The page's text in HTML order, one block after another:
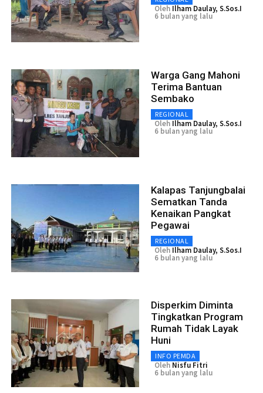
Oleh Ilham Daulay, S.Sos.I
6 bulan yang lalu
Warga Gang Mahoni
Terima Bantuan
Sembako
REGIONAL
Oleh Ilham Daulay, S.Sos.I
6 bulan yang lalu
Kalapas Tanjungbalai
Sematkan Tanda
Kenaikan Pangkat
Pegawai
REGIONAL
Oleh Ilham Daulay, S.Sos.I
6 bulan yang lalu
Disperkim Diminta
Tingkatkan Program
Rumah Tidak Layak
Huni
INFO PEMDA
Oleh Nisfu Fitri
6 bulan yang lalu